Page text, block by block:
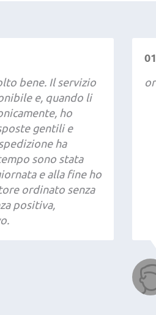
bene. Il servizio
e, quando li
ho
gentili e
ha
sono stata
e alla fine ho
ordinato senza
positiva,